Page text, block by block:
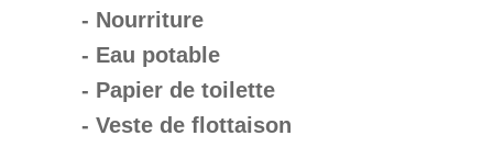
- Nourriture
- Eau potable
- Papier de toilette
- Veste de flottaison